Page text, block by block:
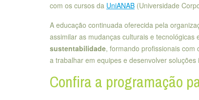
com os cursos da UniANAB (Universidade
A educação continuada oferecida pela
assimilar as mudanças culturais e tecnológicas
sustentabilidade, formando profissionais
a trabalhar em equipes e desenvolver soluções
Confira a programação